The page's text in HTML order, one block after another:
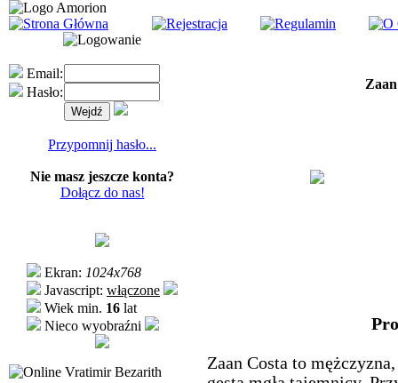
Email:
Hasło:
Przypomnij hasło...
Nie masz jeszcze konta?
Dołącz do nas!
Ekran: 1024x768
Javascript: włączone
Wiek min. 16 lat
Nieco wyobraźni
Vratimir Bezarith
Zaan Costa to